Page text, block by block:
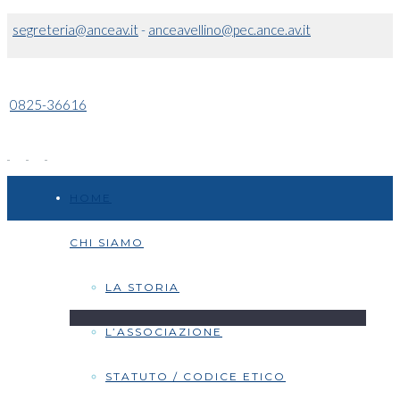
segreteria@anceav.it- anceavellino@pec.ance.av.it
0825-36616
CHI SIAMO
LA STORIA
L’ASSOCIAZIONE
STATUTO / CODICE ETICO